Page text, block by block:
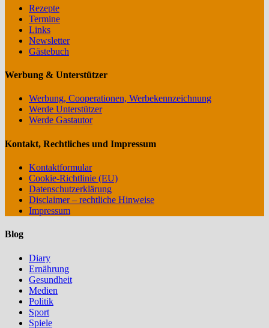
Rezepte
Termine
Links
Newsletter
Gästebuch
Werbung & Unterstützer
Werbung, Cooperationen, Werbekennzeichnung
Werde Unterstützer
Werde Gastautor
Kontakt, Rechtliches und Impressum
Kontaktformular
Cookie-Richtlinie (EU)
Datenschutzerklärung
Disclaimer – rechtliche Hinweise
Impressum
Blog
Diary
Ernährung
Gesundheit
Medien
Politik
Sport
Spiele